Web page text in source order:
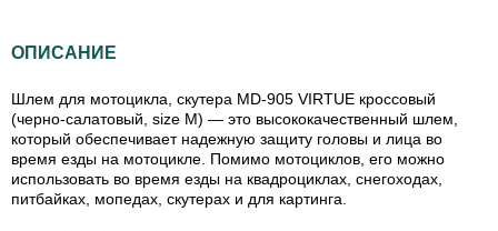
ОПИСАНИЕ
Шлем для мотоцикла, скутера MD-905 VIRTUE кроссовый
(черно-салатовый, size M) — это высококачественный шлем,
который обеспечивает надежную защиту головы и лица во
время езды на мотоцикле. Помимо мотоциклов, его можно
использовать во время езды на квадроциклах, снегоходах,
питбайках, мопедах, скутерах и для картинга.